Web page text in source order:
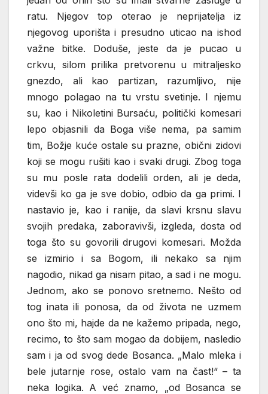
ratu. Njegov top oterao je neprijatelja iz
njegovog uporišta i presudno uticao na ishod
važne bitke. Doduše, jeste da je pucao u
crkvu, silom prilika pretvorenu u mitraljesko
gnezdo, ali kao partizan, razumljivo, nije
mnogo polagao na tu vrstu svetinje. I njemu
su, kao i Nikoletini Bursaću, politički komesari
lepo objasnili da Boga više nema, pa samim
tim, Božje kuće ostale su prazne, obični zidovi
koji se mogu rušiti kao i svaki drugi. Zbog toga
su mu posle rata dodelili orden, ali je deda,
videvši ko ga je sve dobio, odbio da ga primi. I
nastavio je, kao i ranije, da slavi krsnu slavu
svojih predaka, zaboravivši, izgleda, dosta od
toga što su govorili drugovi komesari. Možda
se izmirio i sa Bogom, ili nekako sa njim
nagodio, nikad ga nisam pitao, a sad i ne mogu.
Jednom, ako se ponovo sretnemo. Nešto od
tog inata ili ponosa, da od života ne uzmem
ono što mi, hajde da ne kažemo pripada, nego,
recimo, to što sam mogao da dobijem, nasledio
sam i ja od svog dede Bosanca. „Malo mleka i
bele jutarnje rose, ostalo vam na čast!“ – ta
neka logika. A već znamo, „od Bosanca se